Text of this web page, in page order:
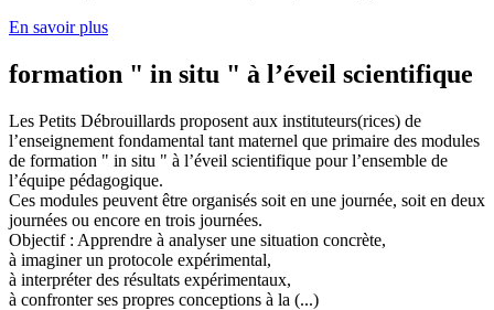
En savoir plus
formation " in situ " à l’éveil scientifique
Les Petits Débrouillards proposent aux instituteurs(rices) de
l’enseignement fondamental tant maternel que primaire des modules
de formation " in situ " à l’éveil scientifique pour l’ensemble de
l’équipe pédagogique.
Ces modules peuvent être organisés soit en une journée, soit en deux
journées ou encore en trois journées.
Objectif : Apprendre à analyser une situation concrète,
à imaginer un protocole expérimental,
à interpréter des résultats expérimentaux,
à confronter ses propres conceptions à la (...)